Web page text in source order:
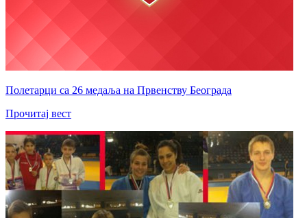
Полетарци са 26 медаља на Првенству Београда
Прочитај вест